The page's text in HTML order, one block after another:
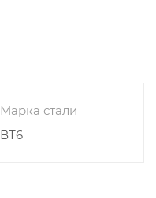
Марка стали
ВТ6